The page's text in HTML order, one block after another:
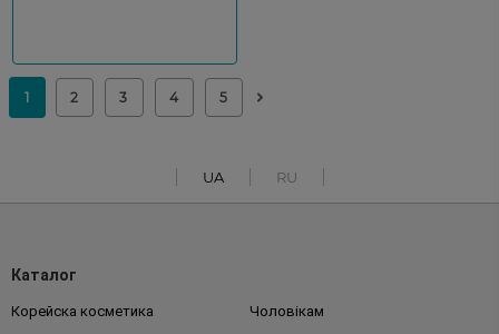
UA RU
Каталог
Корейска косметика Чоловікам